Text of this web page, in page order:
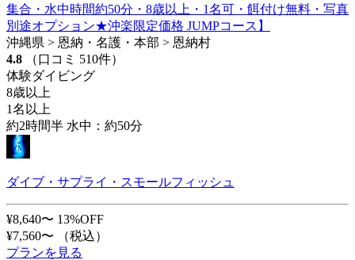
集合・水中時間約50分・8歳以上・1名可・餌付け無料・写真
別途オプション★沖楽限定価格 JUMPコース】
沖縄県 > 恩納・名護・本部 > 恩納村
4.8
（口コミ 510件）
体験ダイビング
8歳以上
1名以上
約2時間半 水中：約50分
ダイブ・サプライ・スモールフィッシュ
¥8,640〜 13%OFF
¥7,560〜
（税込）
プランを見る